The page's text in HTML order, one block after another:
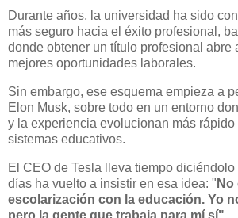
Durante años, la universidad ha sido
más seguro hacia el éxito profesional,
donde obtener un título profesional abre
mejores oportunidades laborales.
Sin embargo, ese esquema empieza a
Elon Musk, sobre todo en un entorno
y la experiencia evolucionan más
sistemas educativos.
El CEO de Tesla lleva tiempo
días ha vuelto a insistir en esa idea: "
escolarización con la educación. Yo
pero la gente que trabaja para mí sí".